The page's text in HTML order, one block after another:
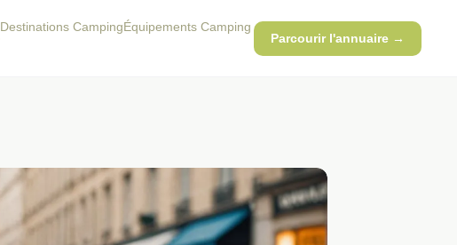
Destinations CampingÉquipements Camping
Parcourir l'annuaire →